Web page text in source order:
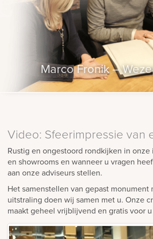
Marco Fronik –
Video: Sfeerimpressie van
Rustig en ongestoord rondkijken in
en showrooms en wanneer u vragen
aan onze adviseurs stellen.
Het samenstellen van gepast monument
uitstraling doen wij samen met u. Onze
maakt geheel vrijblijvend en gratis voor